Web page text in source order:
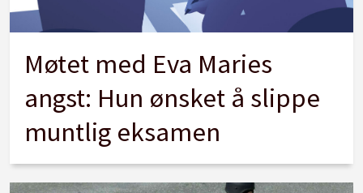
Møtet med Eva Maries
angst: Hun ønsket å slippe
muntlig eksamen